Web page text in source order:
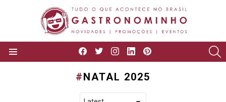
facebooktwitterinstagram
linkedin
NATAL 2025